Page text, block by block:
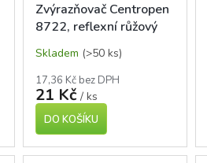
Zvýrazňovač Centropen
8722, reflexní růžový
Skladem (>50 ks)
17,36 Kč bez DPH
21 Kč / ks
DO KOŠÍKU